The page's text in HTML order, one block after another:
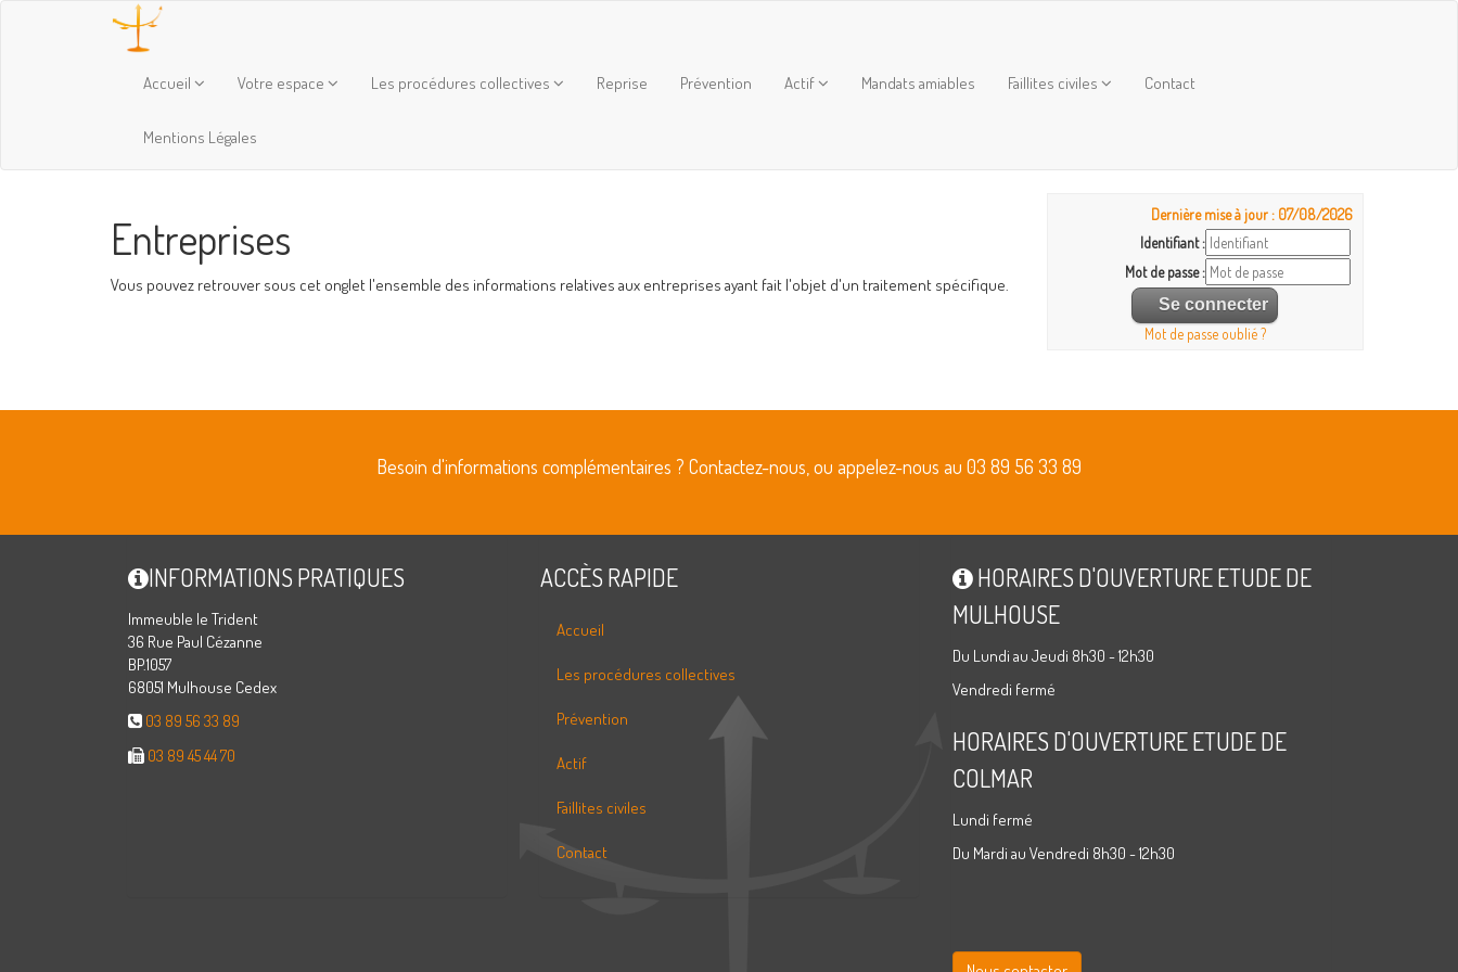
Accueil Votre espace Les procédures collectives Reprise Prévention Actif Mandats amiables Faillites civiles Contact
Mentions Légales
Entreprises
Vous pouvez retrouver sous cet onglet l'ensemble des informations relatives aux entreprises ayant fait l'objet d'un traitement spécifique.
Dernière mise à jour : 07/08/2026
Identifiant :
Mot de passe :
Mot de passe oublié ?
Besoin d'informations complémentaires ? Contactez-nous, ou appelez-nous au 03 89 56 33 89
INFORMATIONS PRATIQUES
Immeuble le Trident
36 Rue Paul Cézanne
BP.1057
68051 Mulhouse Cedex
03 89 56 33 89
03 89 45 44 70
ACCÈS RAPIDE
Accueil
Les procédures collectives
Prévention
Actif
Faillites civiles
Contact
HORAIRES D'OUVERTURE ETUDE DE
MULHOUSE
Du Lundi au Jeudi 8h30 - 12h30
Vendredi fermé
HORAIRES D'OUVERTURE ETUDE DE
COLMAR
Lundi fermé
Du Mardi au Vendredi 8h30 - 12h30